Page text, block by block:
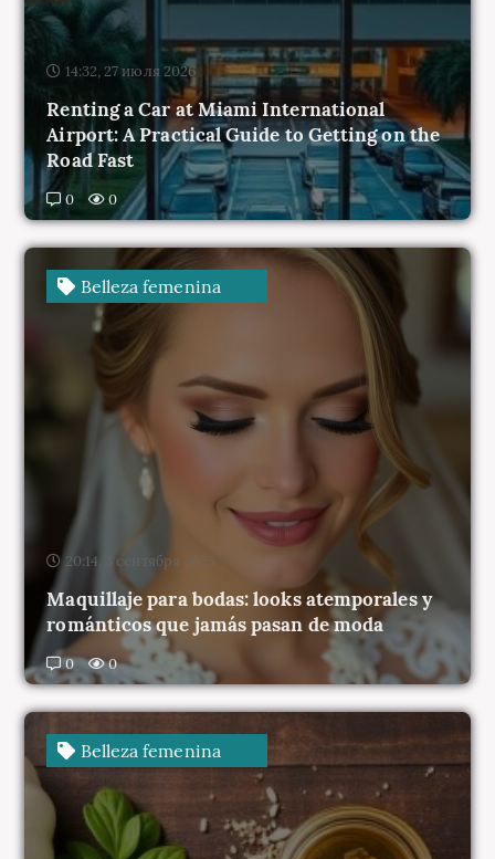
14:32, 27 июля 2026
Renting a Car at Miami International
Airport: A Practical Guide to Getting on the
Road Fast
0 0
Belleza femenina
20:14, 3 сентября 2025
Maquillaje para bodas: looks atemporales y
románticos que jamás pasan de moda
0 0
Belleza femenina